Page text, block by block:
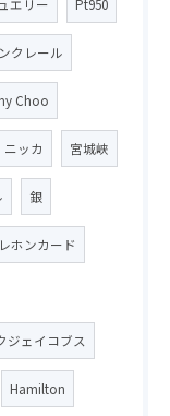
エリー Pt950
クレール
Choo
ニッカ 宮城峡
銀
ホンカード
ジェイコブス
Hamilton